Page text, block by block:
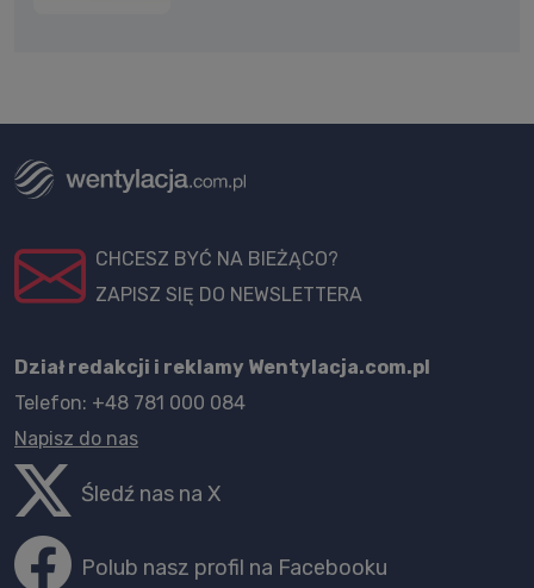
CHCESZ BYĆ NA BIEŻĄCO?
ZAPISZ SIĘ DO NEWSLETTERA
Dział redakcji i reklamy Wentylacja.com.pl
Telefon: +48 781 000 084
Napisz do nas
Śledź nas na X
Polub nasz profil na Facebooku